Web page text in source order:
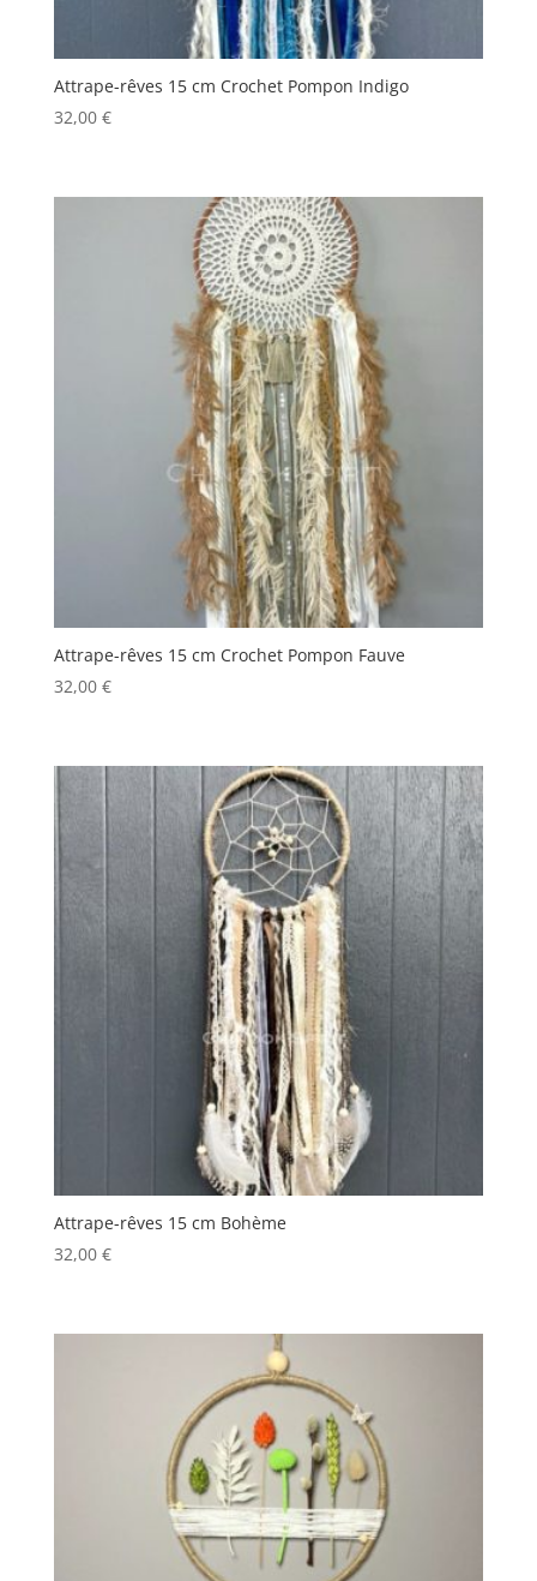
Attrape-rêves 15 cm Crochet Pompon Indigo
32,00 €
Attrape-rêves 15 cm Crochet Pompon Fauve
32,00 €
Attrape-rêves 15 cm Bohème
32,00 €